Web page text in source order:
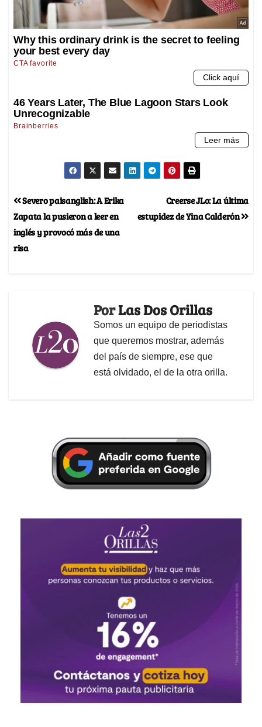
Creerse JLo: La última
estupidez de Yina Calderón
Severo paisanglish: A Erika
Zapata la pusieron a leer en
inglés y provocó más de una
risa
PorLas Dos Orillas
Somos un equipo de periodistas
que queremos mostrar, además
del país de siempre, ese que
está olvidado, el de la otra orilla.